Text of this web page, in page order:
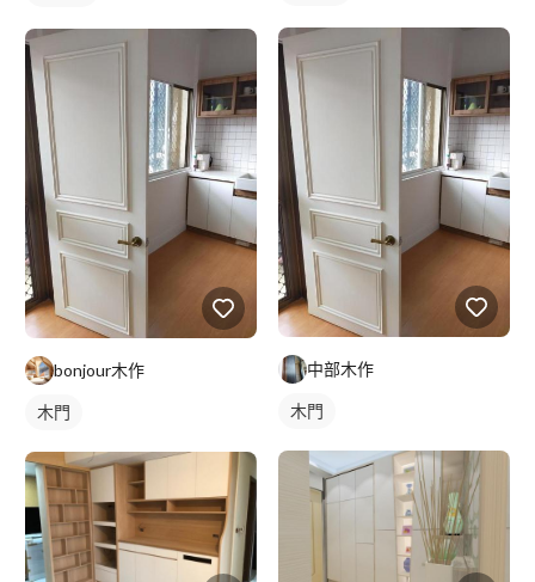
bonjour木作
木門
中部木作
木門